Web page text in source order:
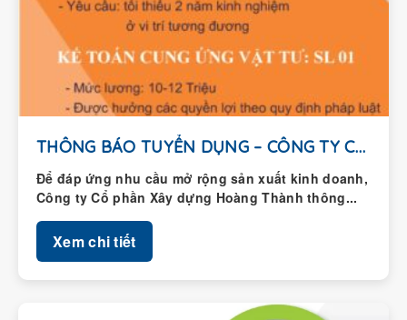
THÔNG BÁO TUYỂN DỤNG – CÔNG TY CỔ...
Để đáp ứng nhu cầu mở rộng sản xuất kinh doanh,
Công ty Cổ phần Xây dựng Hoàng Thành thông...
Xem chi tiết